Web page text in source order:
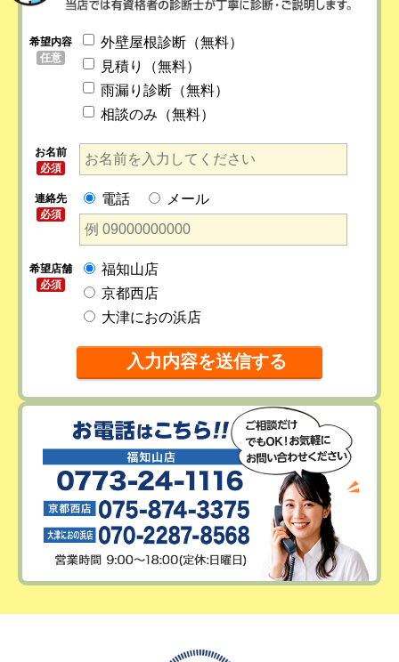
希望内容
任意
外壁屋根診断（無料）
見積り（無料）
雨漏り診断（無料）
相談のみ（無料）
お名前
必須
連絡先
必須
電話 メール
希望店舗
必須
福知山店
京都西店
大津におの浜店